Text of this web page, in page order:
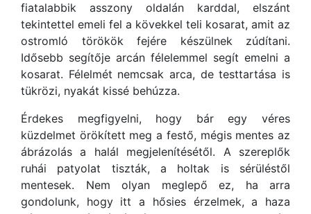
fiatalabbik asszony oldalán karddal, elszánt
tekintettel emeli fel a kövekkel teli kosarat, amit az
ostromló törökök fejére készülnek zúdítani.
Idősebb segítője arcán félelemmel segít emelni a
kosarat. Félelmét nemcsak arca, de testtartása is
tükrözi, nyakát kissé behúzza.
Érdekes megfigyelni, hogy bár egy véres
küzdelmet örökített meg a festő, mégis mentes az
ábrázolás a halál megjelenítésétől. A szereplők
ruhái patyolat tiszták, a holtak is sérüléstől
mentesek. Nem olyan meglepő ez, ha arra
gondolunk, hogy itt a hősies érzelmek, a haza